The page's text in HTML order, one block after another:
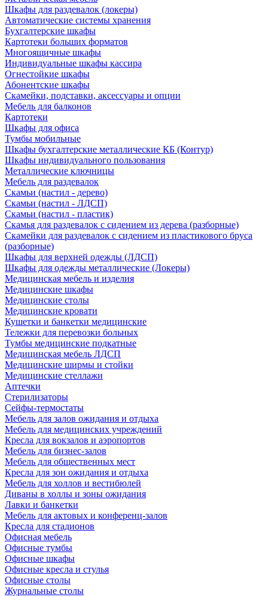
Шкафы для раздевалок (локеры)
Автоматические системы хранения
Бухгалтерские шкафы
Картотеки больших форматов
Многоящичные шкафы
Индивидуальные шкафы кассира
Огнестойкие шкафы
Абонентские шкафы
Скамейки, подставки, аксессуары и опции
Мебель для балконов
Картотеки
Шкафы для офиса
Тумбы мобильные
Шкафы бухгалтерские металлические КБ (Контур)
Шкафы индивидуального пользования
Металлические ключницы
Мебель для раздевалок
Скамьи (настил - дерево)
Скамьи (настил - ЛДСП)
Скамьи (настил - пластик)
Скамья для раздевалок с сидением из дерева (разборные)
Скамейки для раздевалок с сидением из пластикового бруса
(разборные)
Шкафы для верхней одежды (ЛДСП)
Шкафы для одежды металлические (Локеры)
Медицинская мебель и изделия
Медицинские шкафы
Медицинские столы
Медицинские кровати
Кушетки и банкетки медицинские
Тележки для перевозки больных
Тумбы медицинские подкатные
Медицинская мебель ЛДСП
Медицинские ширмы и стойки
Медицинские стеллажи
Аптечки
Стерилизаторы
Сейфы-термостаты
Мебель для залов ожидания и отдыха
Мебель для медицинских учреждений
Кресла для вокзалов и аэропортов
Мебель для бизнес-залов
Мебель для общественных мест
Кресла для зон ожидания и отдыха
Мебель для холлов и вестибюлей
Диваны в холлы и зоны ожидания
Лавки и банкетки
Мебель для актовых и конференц-залов
Кресла для стадионов
Офисная мебель
Офисные тумбы
Офисные шкафы
Офисные кресла и стулья
Офисные столы
Журнальные столы